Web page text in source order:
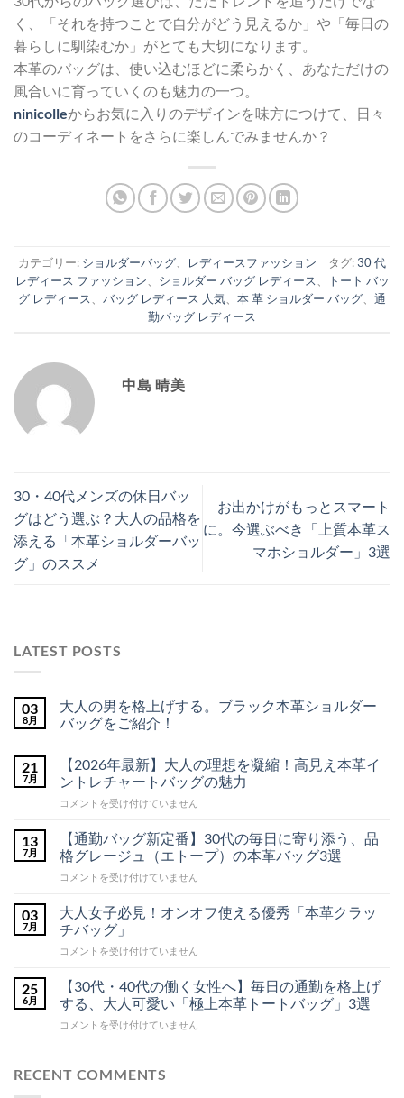
く、「それを持つことで自分がどう見えるか」や「毎日の
暮らしに馴染むか」がとても大切になります。
本革のバッグは、使い込むほどに柔らかく、あなただけの
風合いに育っていくのも魅力の一つ。
ninicolleからお気に入りのデザインを味方につけて、日々
のコーディネートをさらに楽しんでみませんか？
カテゴリー: ショルダーバッグ レディースファッション タグ:30 代
レディース ファッション
ショルダー バッグ レディース
トート バッ
グ レディース
バッグ レディース 人気 本 革 ショルダー バッグ
通
勤バッグ レディース
中島 晴美
30・40代メンズの休日バッ
グはどう選ぶ？大人の品格を
添える「本革ショルダーバッ
グ」のススメ
お出かけがもっとスマート
に。今選ぶべき「上質本革ス
マホショルダー」3選
LATEST POSTS
03
8月
大人の男を格上げする。ブラック本革ショルダー
バッグをご紹介！
男
を
格
上
る。
ブ
ッ
本
革
シ
ョ
ル
ッ
グ
を
へ
の
ト
は
ま
ま
せ
21
7月
【2026年最新】大人の理想を凝縮！高見え本革イ
ントレチャートバッグの魅力
【2026
新】
大
人
理
想
を
凝
見
本
ン
コメントを受け付けていません
13
7月
【通勤バッグ新定番】30代の毎日に寄り添う、品
格グレージュ（エトープ）の本革バッグ3選
【通
バ
ッ
グ
新
番】
30
代
の
に
コメントを受け付けていません
03
7月
大人女子必見！オンオフ使える優秀「本革クラッ
チバッグ」
大
子
必
見！
オ
コメントを受け付けていません
25
6月
【30代・40代の働く女性へ】毎日の通勤を格上げ
する、大人可愛い「極上本革トートバッグ」3選
【30
代
コメントを受け付けていません
RECENT COMMENTS